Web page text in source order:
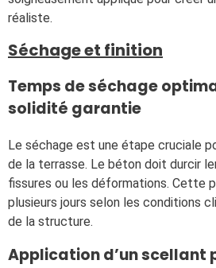
réaliste.
Séchage et finition
Temps de séchage
solidité garantie
Le séchage est une étape cruciale
de la terrasse. Le béton doit durcir
fissures ou les déformations. Cette
plusieurs jours selon les conditions
de la structure.
Application d’un scellant